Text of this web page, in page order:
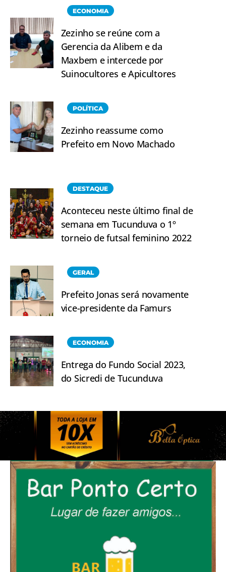
ECONOMIA
Zezinho se reúne com a
Gerencia da Alibem e da
Maxbem e intercede por
Suinocultores e Apicultores
POLÍTICA
Zezinho reassume como
Prefeito em Novo Machado
DESTAQUE
Aconteceu neste último final de
semana em Tucunduva o 1º
torneio de futsal feminino 2022
GERAL
Prefeito Jonas será novamente
vice-presidente da Famurs
ECONOMIA
Entrega do Fundo Social 2023,
do Sicredi de Tucunduva